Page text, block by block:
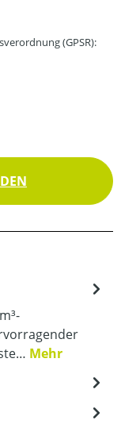
(GPSR):
Mehr